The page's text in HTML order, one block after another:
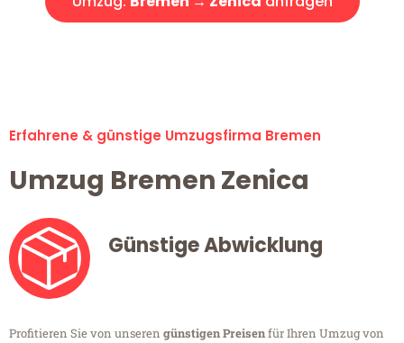
Erfahrene & günstige Umzugsfirma Bremen
Umzug Bremen Zenica
Günstige Abwicklung
Profitieren Sie von unseren günstigen Preisenfür Ihren Umzug von